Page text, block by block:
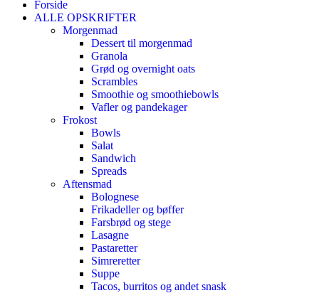
Forside
ALLE OPSKRIFTER
Morgenmad
Dessert til morgenmad
Granola
Grød og overnight oats
Scrambles
Smoothie og smoothiebowls
Vafler og pandekager
Frokost
Bowls
Salat
Sandwich
Spreads
Aftensmad
Bolognese
Frikadeller og bøffer
Farsbrød og stege
Lasagne
Pastaretter
Simreretter
Suppe
Tacos, burritos og andet snask